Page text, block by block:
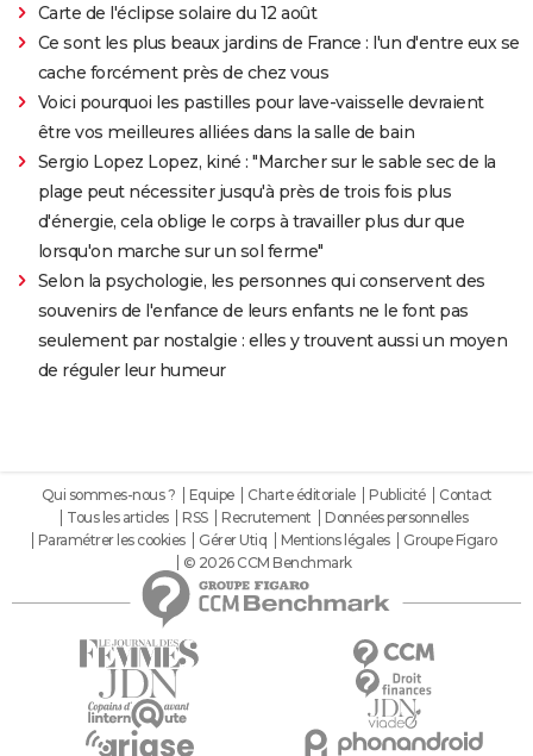
Carte de l'éclipse solaire du 12 août
Ce sont les plus beaux jardins de France : l'un d'entre eux se
cache forcément près de chez vous
Voici pourquoi les pastilles pour lave-vaisselle devraient
être vos meilleures alliées dans la salle de bain
Sergio Lopez Lopez, kiné : "Marcher sur le sable sec de la
plage peut nécessiter jusqu'à près de trois fois plus
d'énergie, cela oblige le corps à travailler plus dur que
lorsqu'on marche sur un sol ferme"
Selon la psychologie, les personnes qui conservent des
souvenirs de l'enfance de leurs enfants ne le font pas
seulement par nostalgie : elles y trouvent aussi un moyen
de réguler leur humeur
Qui sommes-nous ? Equipe Charte éditoriale Publicité
Contact
Tous les articles
RSS Recrutement
Données personnelles
Paramétrer les cookies
Gérer Utiq Mentions légales
Groupe Figaro
© 2026 CCM Benchmark